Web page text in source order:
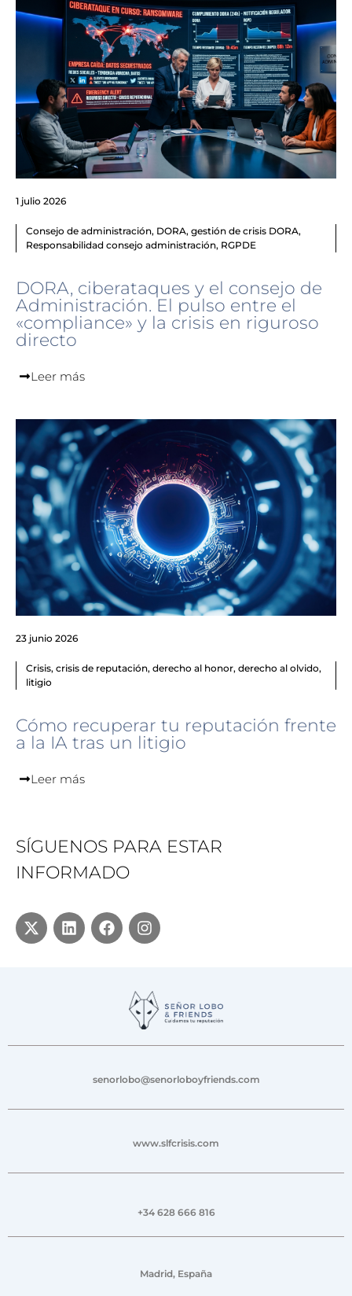
1 julio 2026
Consejo de administración, DORA, gestión de crisis DORA,
Responsabilidad consejo administración, RGPDE
DORA, ciberataques y el consejo de
Administración. El pulso entre el
«compliance» y la crisis en riguroso
directo
Leer más
23 junio 2026
Crisis, crisis de reputación, derecho al honor, derecho al olvido,
litigio
Cómo recuperar tu reputación frente
a la IA tras un litigio
Leer más
SÍGUENOS PARA ESTAR
INFORMADO
senorlobo@senorloboyfriends.com
www.slfcrisis.com
+34 628 666 816
Madrid, España